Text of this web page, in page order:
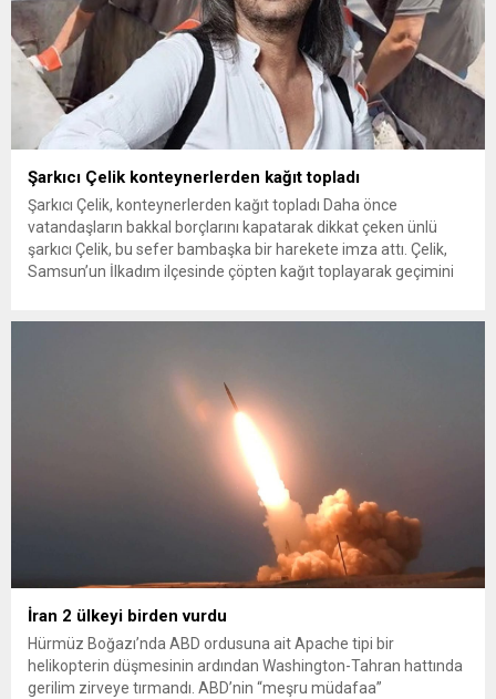
Şarkıcı Çelik konteynerlerden kağıt topladı
Şarkıcı Çelik, konteynerlerden kağıt topladı Daha önce
vatandaşların bakkal borçlarını kapatarak dikkat çeken ünlü
şarkıcı Çelik, bu sefer bambaşka bir harekete imza attı. Çelik,
Samsun’un İlkadım ilçesinde çöpten kağıt toplayarak geçimini
İran 2 ülkeyi birden vurdu
Hürmüz Boğazı’nda ABD ordusuna ait Apache tipi bir
helikopterin düşmesinin ardından Washington-Tahran hattında
gerilim zirveye tırmandı. ABD’nin “meşru müdafaa”